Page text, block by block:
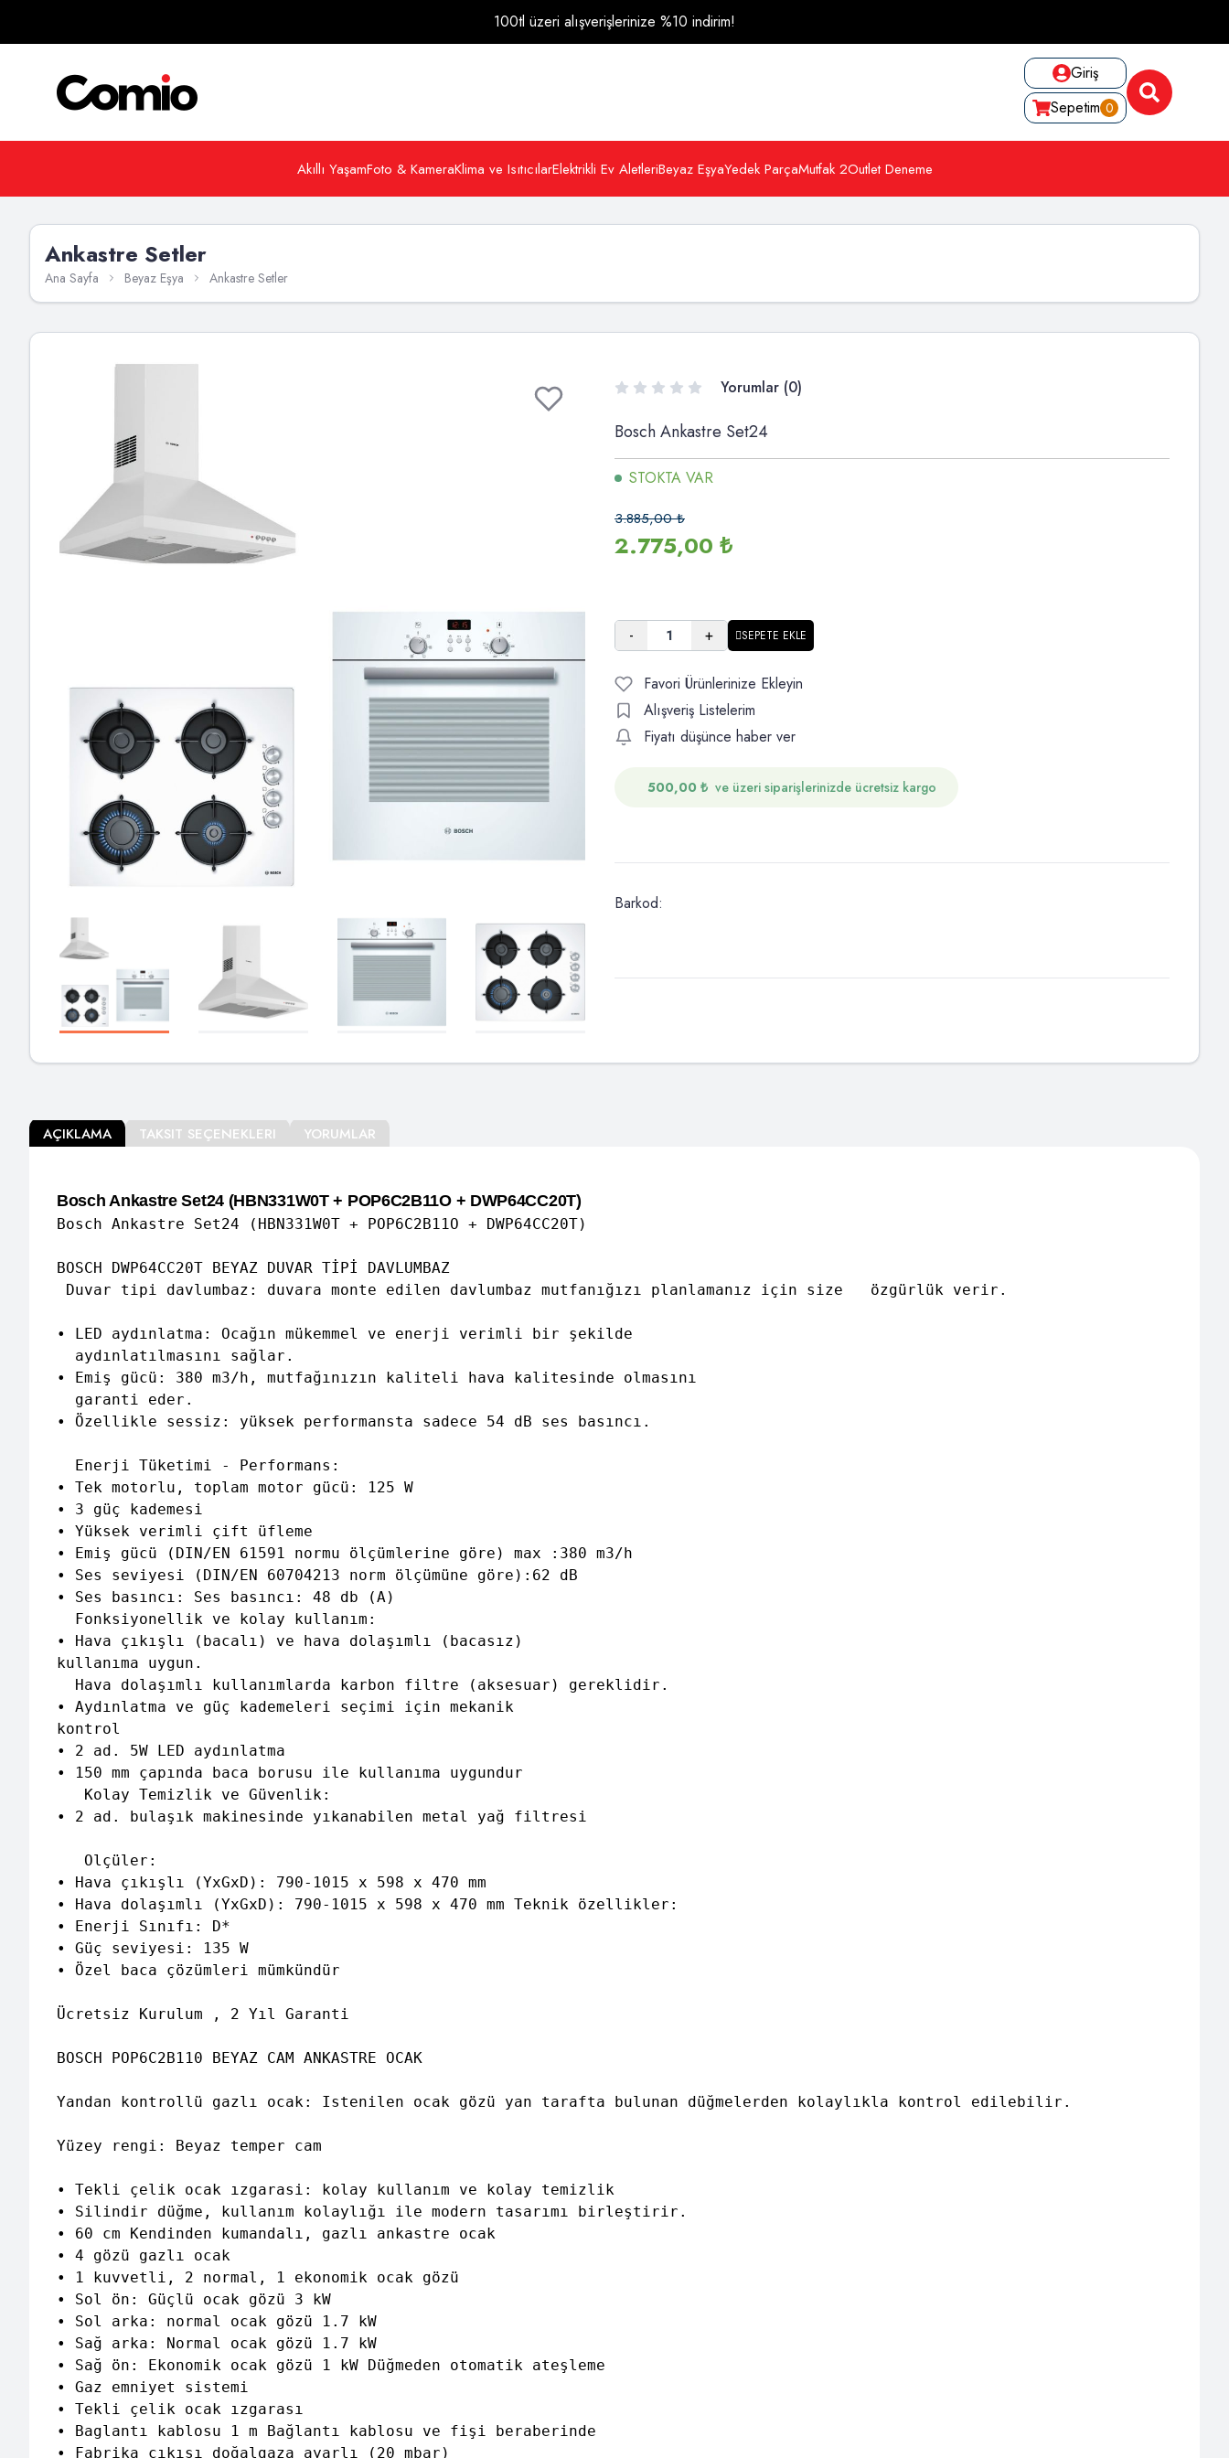
100tl üzeri alışverişlerinize %10 indirim!
Giriş
Sepetim 0
Akıllı YaşamFoto & KameraKlima ve IsıtıcılarElektrikli Ev AletleriBeyaz EşyaYedek ParçaMutfak 2Outlet Deneme
Ankastre Setler
Ana Sayfa Beyaz Eşya Ankastre Setler
Yorumlar (0)
Bosch Ankastre Set24
STOKTA VAR
3.885,00₺
2.775,00 ₺
- + SEPETE EKLE
Favori Ürünlerinize Ekleyin
Alışveriş Listelerim
Fiyatı düşünce haber ver
500,00 ₺ ve üzeri siparişlerinizde ücretsiz kargo
Barkod:
AÇIKLAMA TAKSIT SEÇENEKLERI YORUMLAR
Bosch Ankastre Set24 (HBN331W0T + POP6C2B11O + DWP64CC20T)
Bosch Ankastre Set24 (HBN331W0T + POP6C2B11O + DWP64CC20T)
BOSCH DWP64CC20T BEYAZ DUVAR TİPİ DAVLUMBAZ
Duvar tipi davlumbaz: duvara monte edilen davlumbaz mutfanığızı planlamanız için size   özgürlük verir.
• LED aydınlatma: Ocağın mükemmel ve enerji verimli bir şekilde
  aydınlatılmasını sağlar.
• Emiş gücü: 380 m3/h, mutfağınızın kaliteli hava kalitesinde olmasını
  garanti eder.
• Özellikle sessiz: yüksek performansta sadece 54 dB ses basıncı.
  Enerji Tüketimi - Performans:
• Tek motorlu, toplam motor gücü: 125 W
• 3 güç kademesi
• Yüksek verimli çift üfleme
• Emiş gücü (DIN/EN 61591 normu ölçümlerine göre) max :380 m3/h
• Ses seviyesi (DIN/EN 60704213 norm ölçümüne göre):62 dB
• Ses basıncı: Ses basıncı: 48 db (A)
  Fonksiyonellik ve kolay kullanım:
• Hava çıkışlı (bacalı) ve hava dolaşımlı (bacasız)
kullanıma uygun.
  Hava dolaşımlı kullanımlarda karbon filtre (aksesuar) gereklidir.
• Aydınlatma ve güç kademeleri seçimi için mekanik
kontrol
• 2 ad. 5W LED aydınlatma
• 150 mm çapında baca borusu ile kullanıma uygundur
   Kolay Temizlik ve Güvenlik:
• 2 ad. bulaşık makinesinde yıkanabilen metal yağ filtresi
   Olçüler:
• Hava çıkışlı (YxGxD): 790-1015 x 598 x 470 mm
• Hava dolaşımlı (YxGxD): 790-1015 x 598 x 470 mm Teknik özellikler:
• Enerji Sınıfı: D*
• Güç seviyesi: 135 W
• Özel baca çözümleri mümkündür
Ücretsiz Kurulum , 2 Yıl Garanti
BOSCH POP6C2B110 BEYAZ CAM ANKASTRE OCAK
Yandan kontrollü gazlı ocak: Istenilen ocak gözü yan tarafta bulunan düğmelerden kolaylıkla kontrol edilebilir.
Yüzey rengi: Beyaz temper cam
• Tekli çelik ocak ızgarasi: kolay kullanım ve kolay temizlik
• Silindir düğme, kullanım kolaylığı ile modern tasarımı birleştirir.
• 60 cm Kendinden kumandalı, gazlı ankastre ocak
• 4 gözü gazlı ocak
• 1 kuvvetli, 2 normal, 1 ekonomik ocak gözü
• Sol ön: Güçlü ocak gözü 3 kW
• Sol arka: normal ocak gözü 1.7 kW
• Sağ arka: Normal ocak gözü 1.7 kW
• Sağ ön: Ekonomik ocak gözü 1 kW Düğmeden otomatik ateşleme
• Gaz emniyet sistemi
• Tekli çelik ocak ızgarası
• Baglantı kablosu 1 m Bağlantı kablosu ve fişi beraberinde
• Fabrika çıkışı doğalgaza ayarlı (20 mbar)